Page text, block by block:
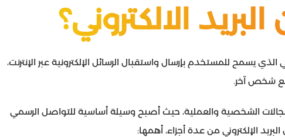
الالكتروني؟
الذي يسمح للمستخدم بإرسال واستقبال الرسائل الإلكترونية عبر الإنترنت،
مع شخص آخر.
الشخصية والعملية، حيث أصبح وسيلة أساسية للتواصل الرسمي
الإلكتروني من عدة أجزاء، أهمها: